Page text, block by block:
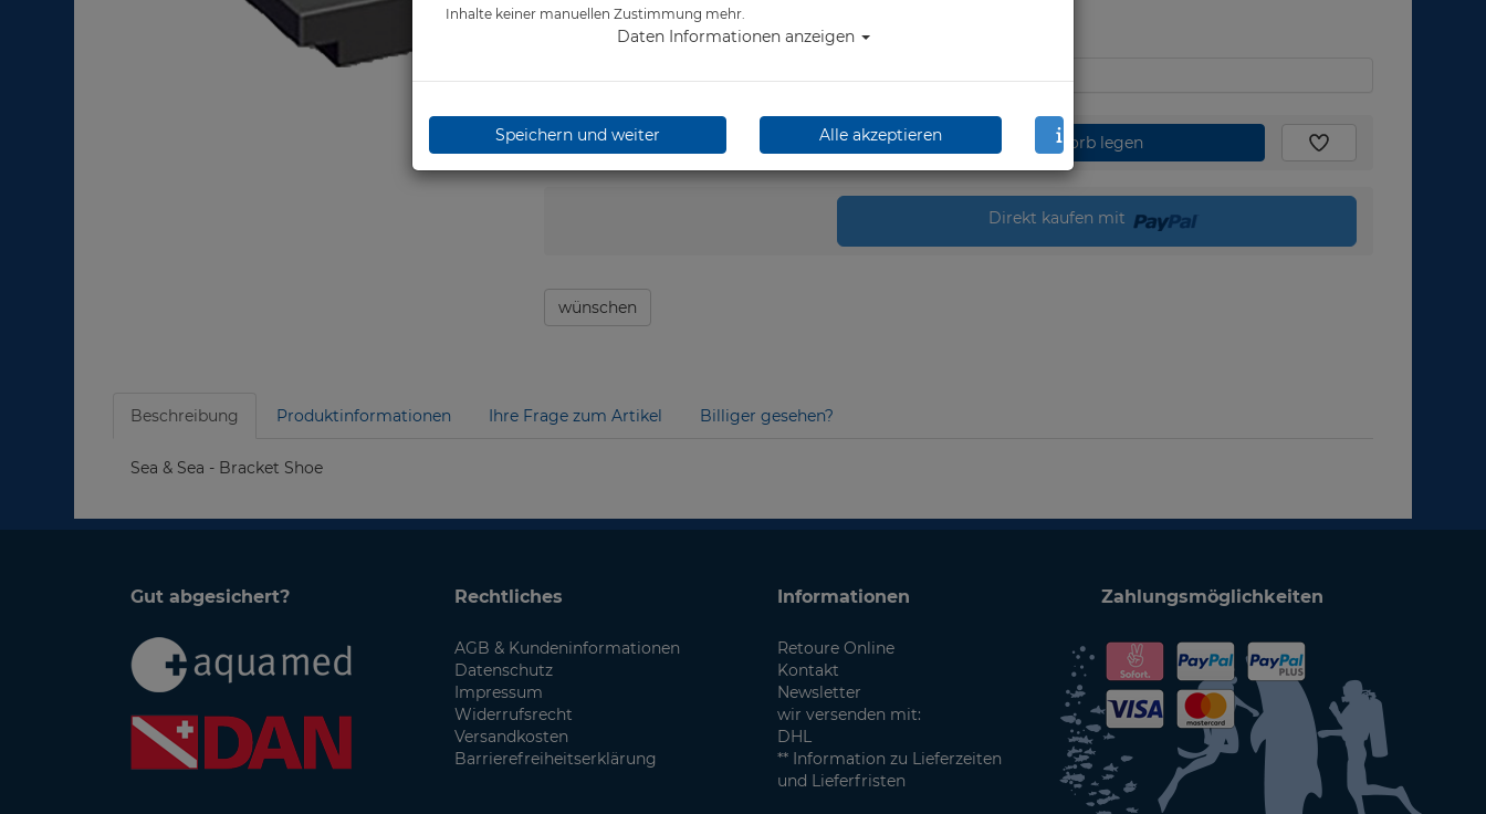
Lieferbar in 1-3 Werktage
in den Warenkorb legen
Direkt kaufen mit
wünschen
Beschreibung Produktinformationen Ihre Frage zum Artikel Billiger gesehen?
Sea & Sea - Bracket Shoe
Gut abgesichert? Rechtliches
AGB & Kundeninformationen
Datenschutz
Impressum
Widerrufsrecht
Versandkosten
Barrierefreiheitserklärung
Informationen
Retoure Online
Kontakt
Newsletter
wir versenden mit:
DHL
** Information zu Lieferzeiten
und Lieferfristen
Zahlungsmöglichkeiten
Inhalte keiner manuellen Zustimmung mehr.
Daten Informationen anzeigen
Speichern und weiter Alle akzeptieren